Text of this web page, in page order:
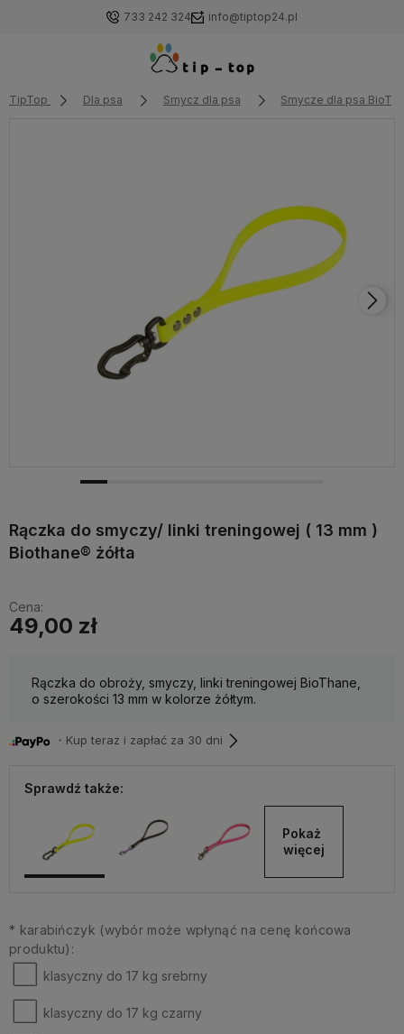
733 242 324 info@tiptop24.pl
TipTop Dla psa Smycz dla psa Smycze dla psa
Rączka do smyczy/ linki treningowej ( 13 mm )
Biothane® żółta
Cena:
49,00 zł
Rączka do obroży, smyczy, linki treningowej BioThane,
o szerokości 13 mm w kolorze żółtym.
・Kup teraz i zapłać za 30 dni
Sprawdź także:
Pokaż
więcej
* karabińczyk (wybór może wpłynąć na cenę końcowa
produktu):
klasyczny do 17 kg srebrny
klasyczny do 17 kg czarny